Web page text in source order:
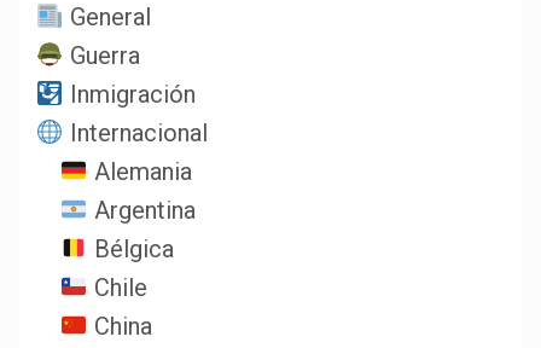
General
Guerra
Inmigración
Internacional
Alemania
Argentina
Bélgica
Chile
China